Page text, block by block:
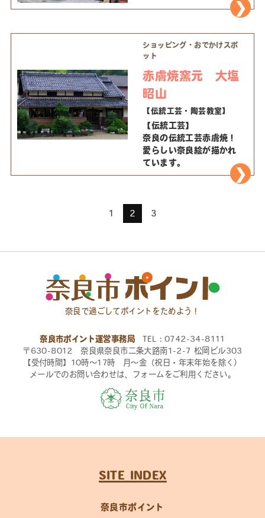
ショッピング・おでかけスポ
ット
赤膚焼窯元 大塩
昭山
【伝統工芸・陶芸教室】
【伝統工芸】
奈良の伝統工芸赤膚焼！
愛らしい奈良絵が描かれ
ています。
1 2 3
奈良で過ごしてポイントをためよう！
奈良市ポイント運営事務局 TEL：0742-34-8111
〒630-8012 奈良県奈良市二条大路南1-2-7 松岡ビル303
【受付時間】10時〜17時 月〜金（祝日・年末年始を除く）
メールでのお問い合わせは、フォームをご利用ください。
SITE INDEX
奈良市ポイント